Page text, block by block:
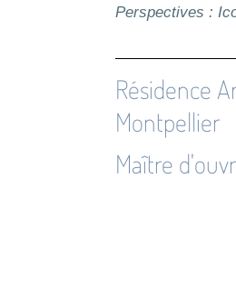
Perspectives :
Résidence
Montpellier
Maître